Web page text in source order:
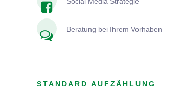
Beratung bei Ihrem Vorhaben
STANDARD AUFZÄHLUNG